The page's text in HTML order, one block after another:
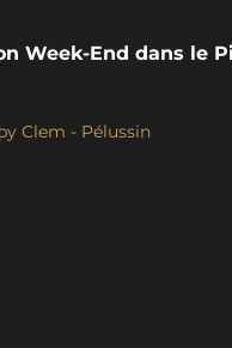
Week-End dans le
Clem - Pélussin